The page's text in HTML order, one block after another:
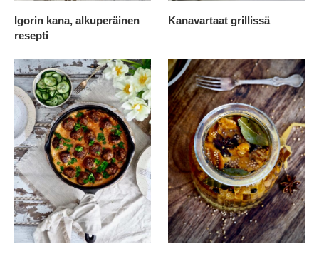
Igorin kana, alkuperäinen
resepti
Kanavartaat grillissä